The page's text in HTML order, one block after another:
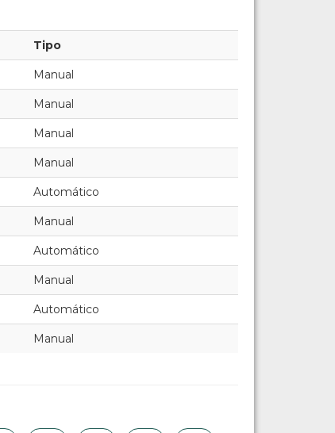
Tipo
Manual
Manual
Manual
Manual
Automático
Manual
Automático
Manual
Automático
Manual